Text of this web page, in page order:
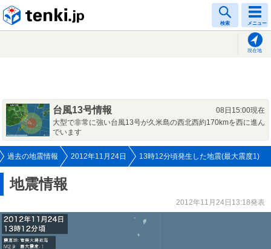
検索 メニュー
現在地
台風13号情報
08日15:00現在
大型で非常に強い台風13号が久米島の西北西約170kmを西に進ん
でいます
過去の地震情報 2012年11月24日 13時12分頃発生した地震(最大震度1)
地震情報
2012年11月24日13:18発表